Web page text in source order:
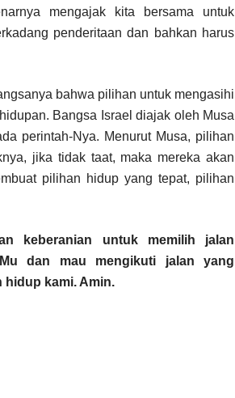
mengajak kita bersama untuk
penderitaan dan bahkan harus
bahwa pilihan untuk mengasihi
Bangsa Israel diajak oleh Musa
perintah-Nya. Menurut Musa, pilihan
jika tidak taat, maka mereka akan
pilihan hidup yang tepat, pilihan
keberanian untuk memilih jalan
dan mau mengikuti jalan yang
hidup kami. Amin.